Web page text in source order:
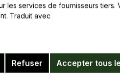
les services de fournisseurs tiers.
Traduit avec
Refuser Accepter tous